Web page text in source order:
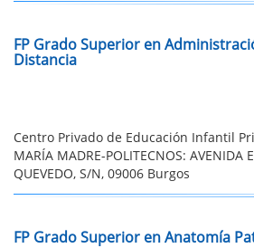
FP Grado Superior en
Distancia
Centro Privado de Educación Infantil
MARÍA MADRE-POLITECNOS: AVENIDA
QUEVEDO, S/N, 09006 Burgos
FP Grado Superior en Anatomía